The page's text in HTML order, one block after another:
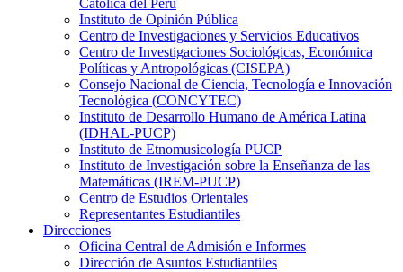
Católica del Perú
Instituto de Opinión Pública
Centro de Investigaciones y Servicios Educativos
Centro de Investigaciones Sociológicas, Económica
Políticas y Antropológicas (CISEPA)
Consejo Nacional de Ciencia, Tecnología e Innovación
Tecnológica (CONCYTEC)
Instituto de Desarrollo Humano de América Latina
(IDHAL-PUCP)
Instituto de Etnomusicología PUCP
Instituto de Investigación sobre la Enseñanza de las
Matemáticas (IREM-PUCP)
Centro de Estudios Orientales
Representantes Estudiantiles
Direcciones
Oficina Central de Admisión e Informes
Dirección de Asuntos Estudiantiles